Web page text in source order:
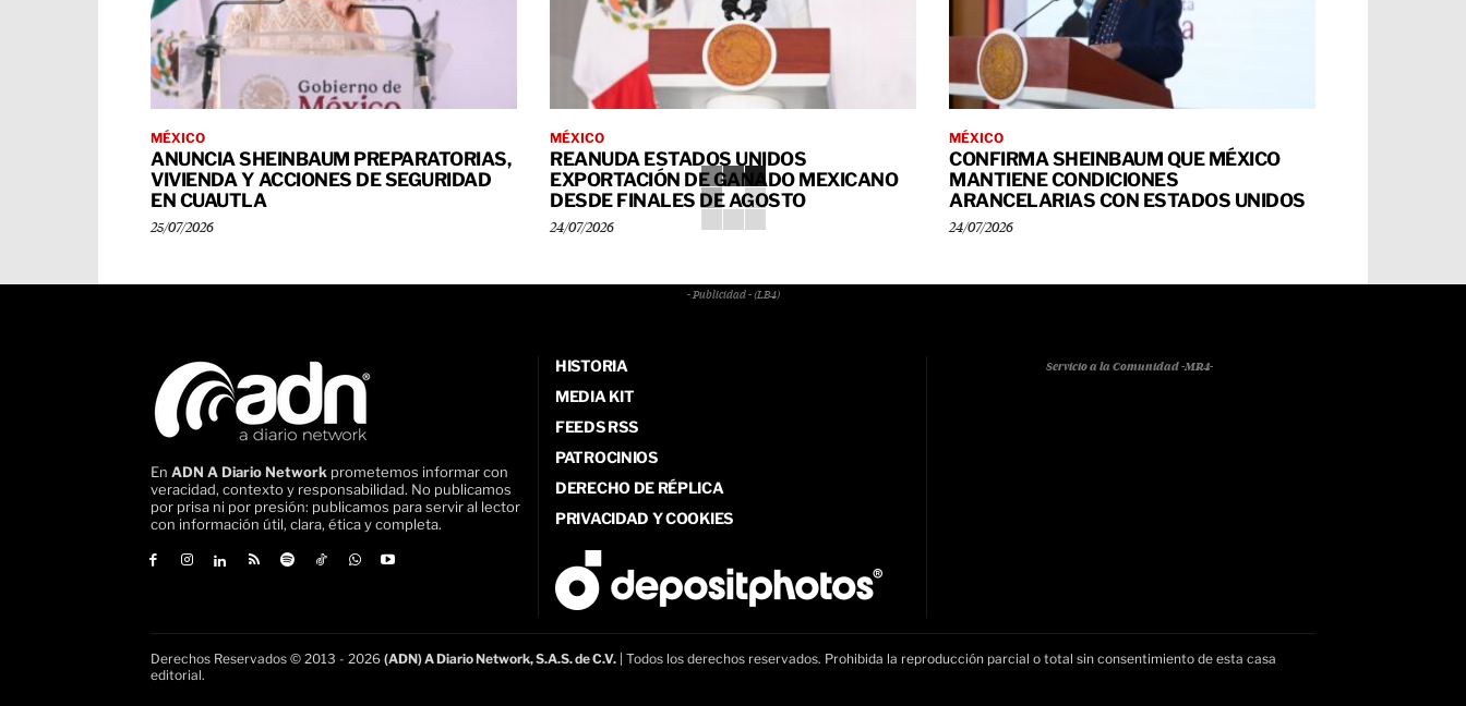
MÉXICO
ANUNCIA SHEINBAUM PREPARATORIAS,
VIVIENDA Y ACCIONES DE SEGURIDAD
EN CUAUTLA
25/07/2026
MÉXICO
REANUDA ESTADOS UNIDOS
EXPORTACIÓN DE GANADO MEXICANO
DESDE FINALES DE AGOSTO
24/07/2026
MÉXICO
CONFIRMA SHEINBAUM QUE MÉXICO
MANTIENE CONDICIONES
ARANCELARIAS CON ESTADOS UNIDOS
24/07/2026
- Publicidad - (LB4)
En ADN A Diario Network prometemos informar con
veracidad, contexto y responsabilidad. No publicamos
por prisa ni por presión: publicamos para servir al lector
con información útil, clara, ética y completa.
HISTORIA
MEDIA KIT
FEEDS RSS
PATROCINIOS
DERECHO DE RÉPLICA
PRIVACIDAD Y COOKIES
Servicio a la Comunidad -MR4-
Derechos Reservados © 2013 - 2026 (ADN) A Diario Network, S.A.S. de C.V. | Todos los derechos reservados. Prohibida la reproducción parcial o total sin consentimiento de esta casa
editorial.